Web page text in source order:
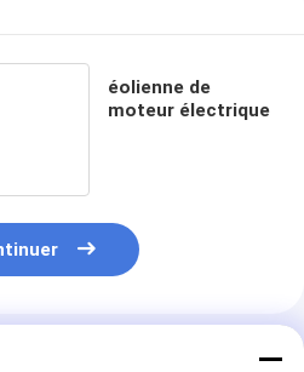
éolienne de
moteur électrique